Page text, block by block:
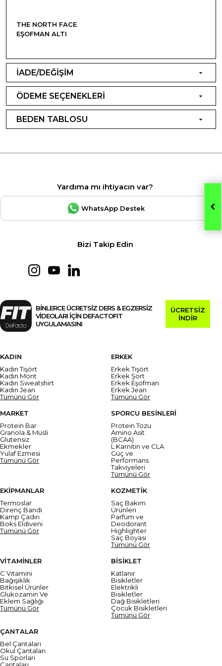
THE NORTH FACE
EŞOFMAN ALTI
İADE/DEĞİŞİM
ÖDEME SEÇENEKLERİ
BEDEN TABLOSU
Yardıma mı ihtiyacın var?
WhatsApp Destek
Bizi Takip Edin
BİNLERCE ÜCRETSİZ DERS & EGZERSİZ
VİDEOLARI İÇİN DEFACTOFIT
UYGULAMASINI
ÜCRETSİZ
İNDİR
KADIN
Kadın Tişört
Kadın Mont
Kadın Sweatshirt
Kadın Jean
Tümünü Gör
ERKEK
Erkek Tişört
Erkek Şort
Erkek Eşofman
Erkek Jean
Tümünü Gör
MARKET
Protein Bar
Granola & Müsli
Glutensiz
Ekmekler
Yulaf Ezmesi
Tümünü Gör
SPORCU BESİNLERİ
Protein Tozu
Amino Asit
(BCAA)
L Karnitin ve CLA
Güç ve
Performans
Takviyeleri
Tümünü Gör
EKİPMANLAR
Termoslar
Direnç Bandı
Kamp Çadırı
Boks Eldiveni
Tümünü Gör
KOZMETİK
Saç Bakım
Ürünleri
Parfüm ve
Deodorant
Highlighter
Saç Boyası
Tümünü Gör
VİTAMİNLER
C Vitamini
Bağışıklık
Bitkisel Ürünler
Glukozamin Ve
Eklem Sağlığı
Tümünü Gör
BİSİKLET
Katlanır
Bisikletler
Elektrikli
Bisikletler
Dağ Bisikletleri
Çocuk Bisikletleri
Tümünü Gör
ÇANTALAR
Bel Çantaları
Okul Çantaları
Su Sporları